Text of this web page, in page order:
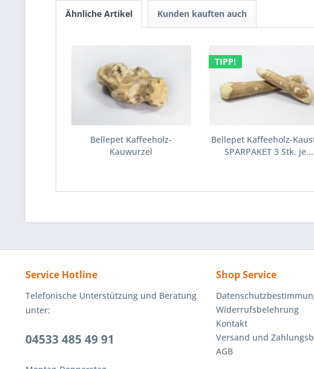
Ähnliche Artikel Kunden kauften auch
Bellepet Kaffeeholz-
Kauwurzel
TIPP!
Bellepet Kaffeeholz-
SPARPAKET 3 Stk. je...
Service Hotline
Telefonische Unterstützung und Beratung
unter:
04533 485 49 91
Shop Service
Widerrufsbelehrung
Kontakt
Versand und
AGB